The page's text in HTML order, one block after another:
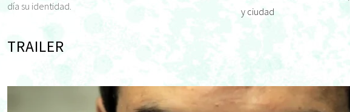
día su identidad.
y ciudad
TRAILER